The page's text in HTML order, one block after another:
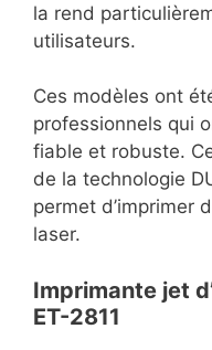
la rend
utilisateurs.
Ces modèles ont
professionnels qui
fiable et robuste.
de la technologie
permet d’imprimer
laser.
Imprimante jet
ET-2811